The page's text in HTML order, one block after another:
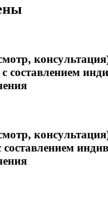
составлением
составлением